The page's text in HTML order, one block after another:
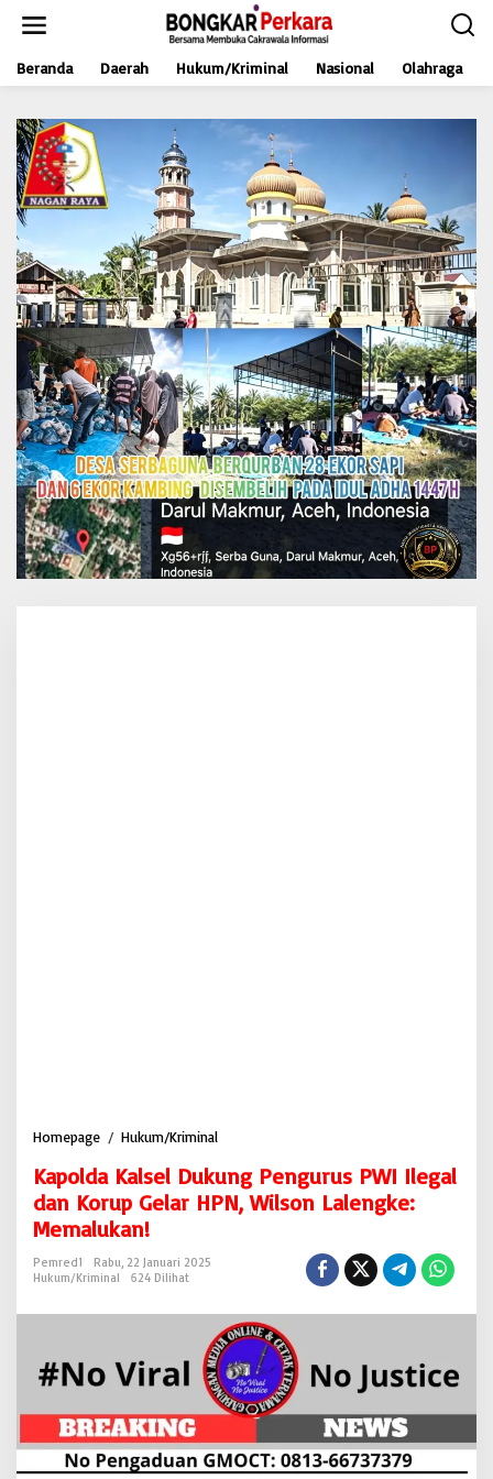
t
Beranda Daerah Hukum/Kriminal Nasional Olahraga
Homepage / Hukum/Kriminal
p
o
l
s
e
l
D
u
u
n
Kapolda Kalsel Dukung Pengurus PWI Ilegal
dan Korup Gelar HPN, Wilson Lalengke:
Memalukan!
Pemred1
Rabu, 22 Januari 2025
Hukum/Kriminal
624 Dilihat